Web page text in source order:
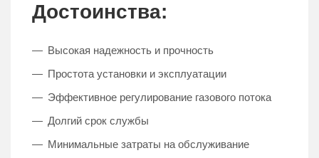
Достоинства:
Высокая надежность и прочность
Простота установки и эксплуатации
Эффективное регулирование газового потока
Долгий срок службы
Минимальные затраты на обслуживание